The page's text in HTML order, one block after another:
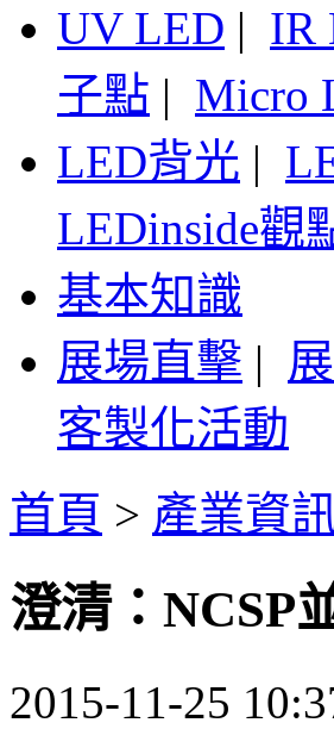
UV LED | IR
子點 | Micro
LED背光 |
LEDinside觀
基本知識
展場直擊 |
客製化活動
首頁 > 產業資
澄清：NCSP
2015-11-25